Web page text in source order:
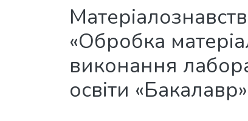
«Обробка
виконання
освіти